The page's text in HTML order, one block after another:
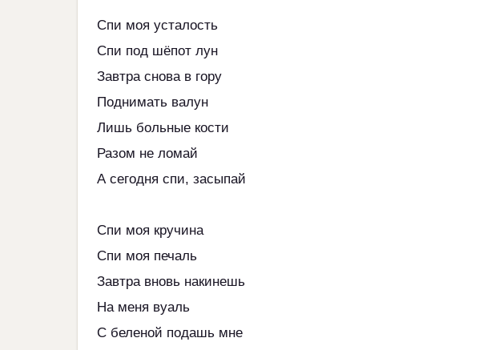
Спи моя усталость
Спи под шёпот лун
Завтра снова в гору
Поднимать валун
Лишь больные кости
Разом не ломай
А сегодня спи, засыпай
Спи моя кручина
Спи моя печаль
Завтра вновь накинешь
На меня вуаль
С беленой подашь мне